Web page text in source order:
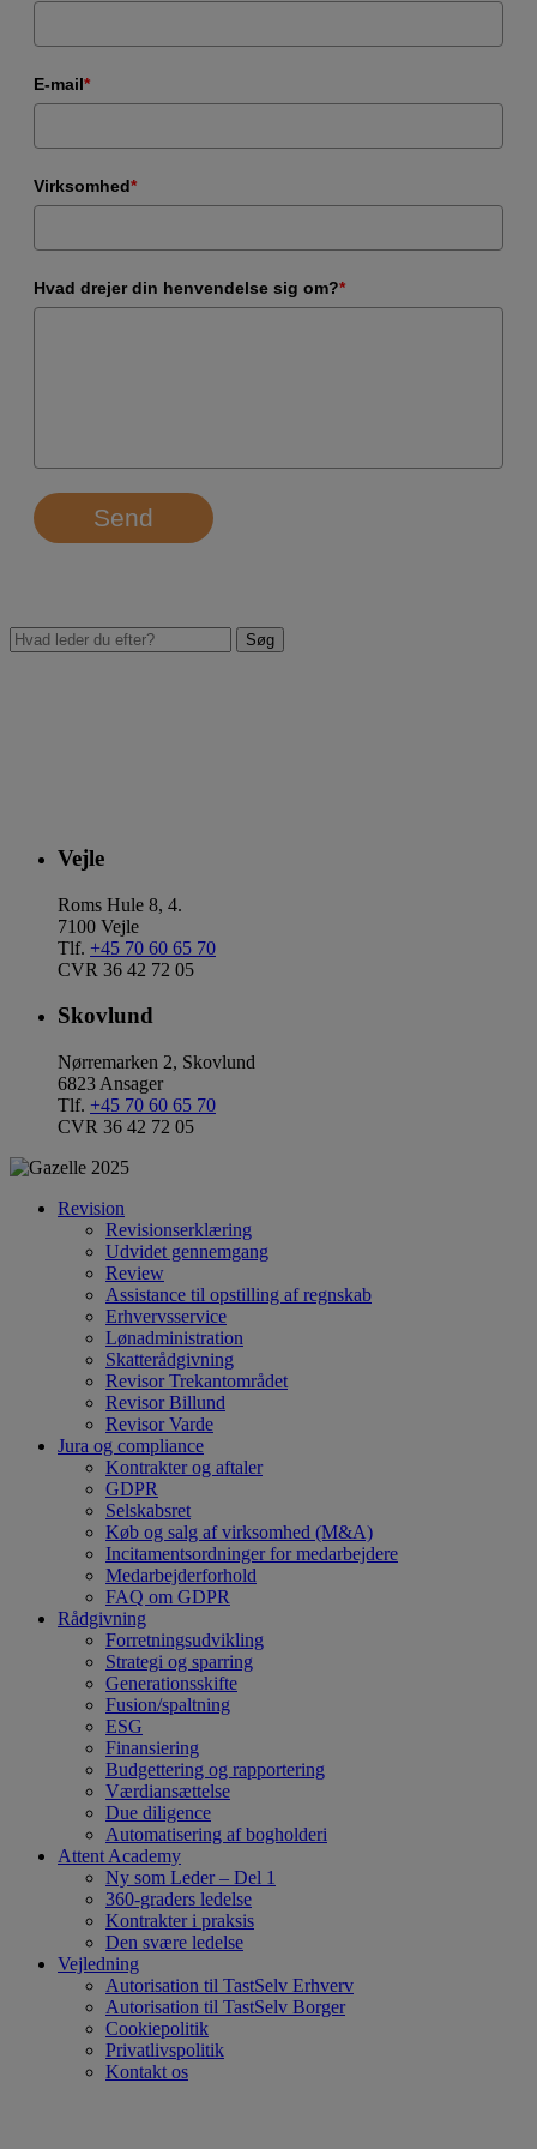
E-mail*
Virksomhed*
Hvad drejer din henvendelse sig om?*
Send
Vejle
Roms Hule 8, 4.
7100 Vejle
Tlf. +45 70 60 65 70
CVR 36 42 72 05
Skovlund
Nørremarken 2, Skovlund
6823 Ansager
Tlf. +45 70 60 65 70
CVR 36 42 72 05
Revision
Revisionserklæring
Udvidet gennemgang
Review
Assistance til opstilling af regnskab
Erhvervsservice
Lønadministration
Skatterådgivning
Revisor Trekantområdet
Revisor Billund
Revisor Varde
Jura og compliance
Kontrakter og aftaler
GDPR
Selskabsret
Køb og salg af virksomhed (M&A)
Incitamentsordninger for medarbejdere
Medarbejderforhold
FAQ om GDPR
Rådgivning
Forretningsudvikling
Strategi og sparring
Generationsskifte
Fusion/spaltning
ESG
Finansiering
Budgettering og rapportering
Værdiansættelse
Due diligence
Automatisering af bogholderi
Attent Academy
Ny som Leder – Del 1
360-graders ledelse
Kontrakter i praksis
Den svære ledelse
Vejledning
Autorisation til TastSelv Erhverv
Autorisation til TastSelv Borger
Cookiepolitik
Privatlivspolitik
Kontakt os